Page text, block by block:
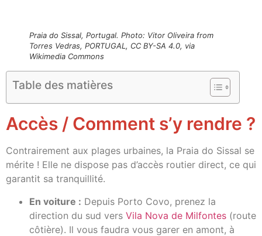
Praia do Sissal, Portugal. Photo: Vitor Oliveira from
Torres Vedras, PORTUGAL, CC BY-SA 4.0, via
Wikimedia Commons
Table des matières
Accès / Comment s’y rendre ?
Contrairement aux plages urbaines, la Praia do Sissal se
mérite ! Elle ne dispose pas d’accès routier direct, ce qui
garantit sa tranquillité.
En voiture : Depuis Porto Covo, prenez la
direction du sud vers Vila Nova de Milfontes (route
côtière). Il vous faudra vous garer en amont, à